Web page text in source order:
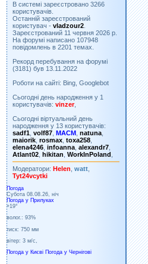
В системі зареєстровано 3266
користувачів.
Останній зареєстрований
користувач - vladzour2
Зареєстрований 11 червня 2026 р.
На форумі написано 107948
повідомлень в 2201 темах.
Рекорд перебування на форумі
(3181) був 13.11.2022
Роботи на сайті: Bing, Googlebot
Сьогодні день народження у 1
користувачів: vinzer,
Сьогодні віртуальний день
народження у 13 користувачів:
sadf1 volf87 MACM natuna
maiorik rosmax toxa258
elena4246 infoanna alexandr7
Atlant02 hikitan WorkInPoland
Модератори: Helen watt
Tyt24vcytki
Погода
Субота 08.08.26, ніч
Погода у Прилуках
+19°
волог.: 93%
тиск: 750 мм
вітер: 3 м/с,
Погода у Києві Погода у Чернігові